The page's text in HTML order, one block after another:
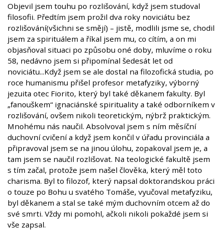
Objevil jsem touhu po rozlišování, když jsem studoval
filosofii. Předtím jsem prožil dva roky noviciátu bez
rozlišování(všichni se smějí) – jistě, modlili jsme se, chodil
jsem za spirituálem a říkal jsem mu, co cítím, a on mi
objasňoval situaci po způsobu oné doby, mluvíme o roku
58, nedávno jsem si připomínal šedesát let od
noviciátu...Když jsem se ale dostal na filozofická studia, po
roce humanismu přišel profesor metafyziky, výborný
jezuita otec Fiorito, který byl také děkanem fakulty. Byl
„fanouškem“ ignaciánské spirituality a také odborníkem v
rozlišování, ovšem nikoli teoretickým, nýbrž praktickým.
Mnohému nás naučil. Absolvoval jsem s ním měsíční
duchovní cvičení a když jsem končil v úřadu provinciála a
připravoval jsem se na jinou úlohu, zopakoval jsem je, a
tam jsem se naučil rozlišovat. Na teologické fakultě jsem
s tím začal, protože jsem našel člověka, který měl toto
charisma. Byl to filozof, který napsal doktorandskou práci
o touze po Bohu u svatého Tomáše, vyučoval metafyziku,
byl děkanem a stal se také mým duchovním otcem až do
své smrti. Vždy mi pomohl, ačkoli nikoli pokaždé jsem si
vše zapsal.